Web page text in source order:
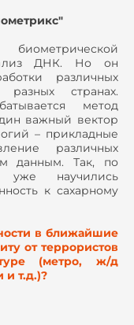
ДНК. Но он
различных
разных странах.
метод
важный вектор
– прикладные
различных
данным. Так, по
уже научились
к сахарному
в ближайшие
от террористов
(метро, ж/д
и т.д.)?